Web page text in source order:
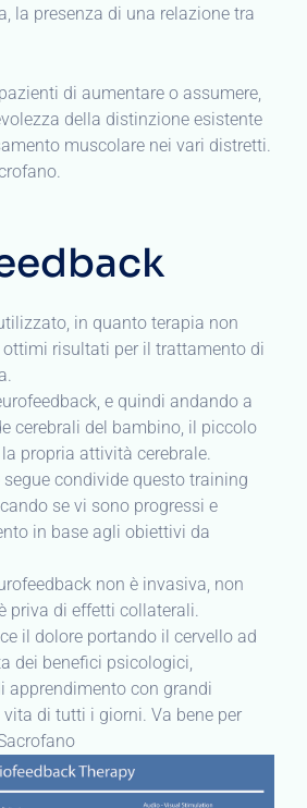
la presenza di una relazione tra
di aumentare o assumere,
della distinzione esistente
muscolare nei vari distretti.
in quanto terapia non
risultati per il trattamento di
e quindi andando a
cerebrali del bambino, il piccolo
propria attività cerebrale.
condivide questo training
se vi sono progressi e
in base agli obiettivi da
non è invasiva, non
priva di effetti collaterali.
il dolore portando il cervello ad
dei benefici psicologici,
apprendimento con grandi
di tutti i giorni. Va bene per